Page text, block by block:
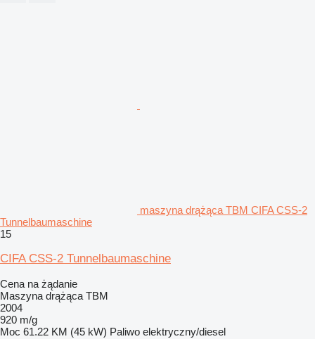
maszyna drążąca TBM CIFA CSS-2
Tunnelbaumaschine
15
CIFA CSS-2 Tunnelbaumaschine
Cena na żądanie
Maszyna drążąca TBM
2004
920 m/g
Moc 61.22 KM (45 kW) Paliwo elektryczny/diesel